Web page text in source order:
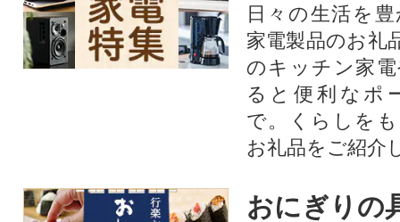
日々の生活を
家電製品のお礼
のキッチン家
ると便利なポ
で。くらしを
お礼品をご紹介
おにぎりの